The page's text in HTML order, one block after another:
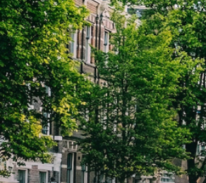
2026. Bij binnenkomst word je
verwelkomd in een
woonkamer met open
samen goed voor 44 m²
leefruimte. De lichte
biedt genoeg ruimte
gezellige zithoek én
eethoek. De keuken is
gemakken voorzien,
bereiden van heerlijke
Vanuit de woonkamer